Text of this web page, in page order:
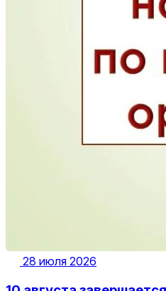
28 июля 2026